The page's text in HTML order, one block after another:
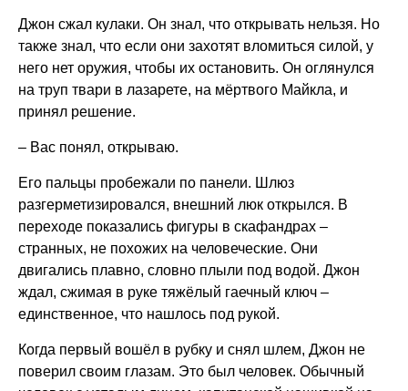
Джон сжал кулаки. Он знал, что открывать нельзя. Но
также знал, что если они захотят вломиться силой, у
него нет оружия, чтобы их остановить. Он оглянулся
на труп твари в лазарете, на мёртвого Майкла, и
принял решение.
– Вас понял, открываю.
Его пальцы пробежали по панели. Шлюз
разгерметизировался, внешний люк открылся. В
переходе показались фигуры в скафандрах –
странных, не похожих на человеческие. Они
двигались плавно, словно плыли под водой. Джон
ждал, сжимая в руке тяжёлый гаечный ключ –
единственное, что нашлось под рукой.
Когда первый вошёл в рубку и снял шлем, Джон не
поверил своим глазам. Это был человек. Обычный